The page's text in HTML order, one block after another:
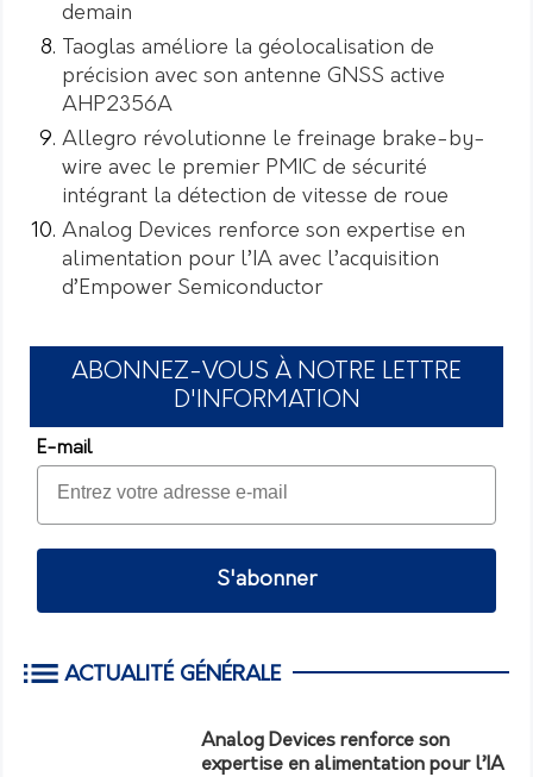
demain
Taoglas améliore la géolocalisation de
précision avec son antenne GNSS active
AHP2356A
Allegro révolutionne le freinage brake-by-
wire avec le premier PMIC de sécurité
intégrant la détection de vitesse de roue
Analog Devices renforce son expertise en
alimentation pour l’IA avec l’acquisition
d’Empower Semiconductor
ABONNEZ-VOUS À NOTRE LETTRE
D'INFORMATION
E-mail
S'abonner
ACTUALITÉ GÉNÉRALE
Analog Devices renforce son
expertise en alimentation pour l’IA